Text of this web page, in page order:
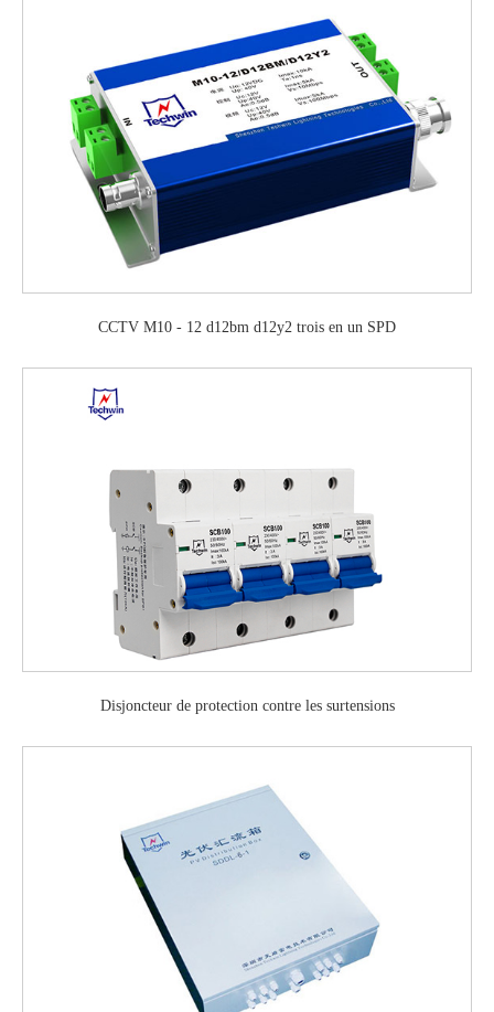
CCTV M10 - 12 d12bm d12y2 trois en un SPD
Disjoncteur de protection contre les surtensions